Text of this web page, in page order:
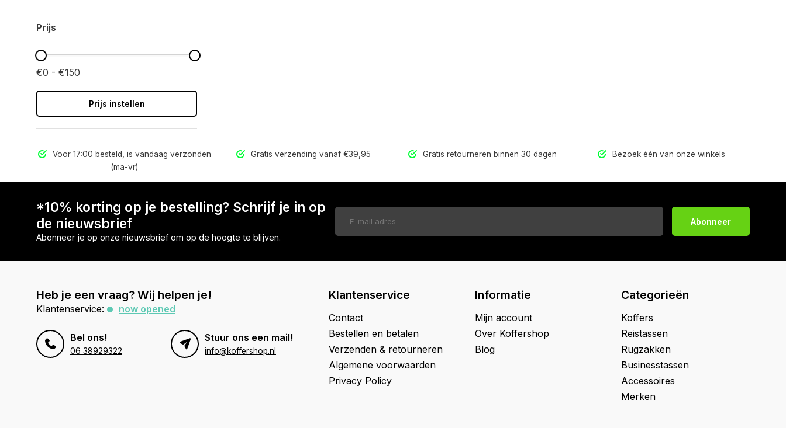
Prijs
€0 - €150
Prijs instellen
Voor 17:00 besteld, is vandaag verzonden
(ma-vr)
Gratis verzending vanaf €39,95 Gratis retourneren binnen 30 dagen Bezoek één van onze winkels
*10% korting op je bestelling? Schrijf je in op
de nieuwsbrief
Abonneer je op onze nieuwsbrief om op de hoogte te blijven.
Abonneer
Heb je een vraag? Wij helpen je!
Klantenservice: now opened
Bel ons!
06 38929322
Stuur ons een mail!
info@koffershop.nl
Klantenservice
Contact
Bestellen en betalen
Verzenden & retourneren
Algemene voorwaarden
Privacy Policy
Informatie
Mijn account
Over Koffershop
Blog
Categorieën
Koffers
Reistassen
Rugzakken
Businesstassen
Accessoires
Merken